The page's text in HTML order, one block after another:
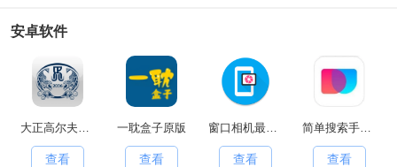
安卓软件
查看
一耽盒子原版
查看
窗口相机最新免费版
查看
简单搜索手机最新版
查看